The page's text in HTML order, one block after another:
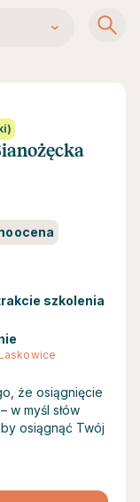
szkolenia
że osiągnięcie
w myśl słów
osiągnąć Twój